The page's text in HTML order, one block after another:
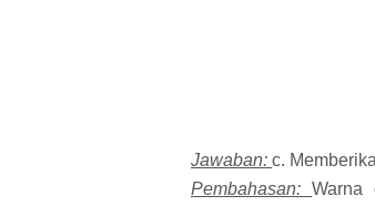
Jawaban: c.
Pembahasan:Warna